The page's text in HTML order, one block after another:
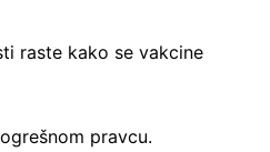
raste kako se vakcine
pravcu.